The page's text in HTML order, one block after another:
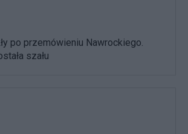
po przemówieniu Nawrockiego.
szału